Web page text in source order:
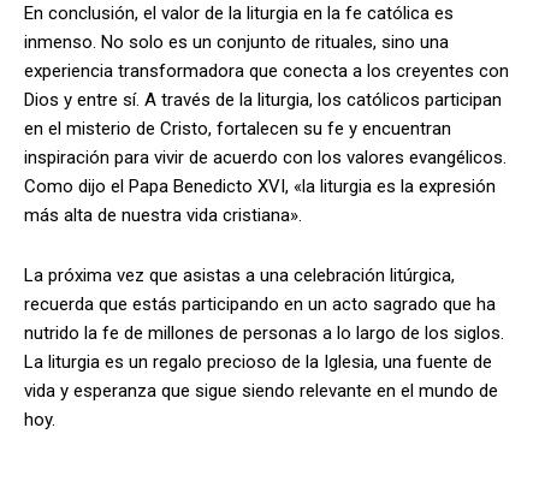
En conclusión, el valor de la liturgia en la fe católica es
inmenso. No solo es un conjunto de rituales, sino una
experiencia transformadora que conecta a los creyentes con
Dios y entre sí. A través de la liturgia, los católicos participan
en el misterio de Cristo, fortalecen su fe y encuentran
inspiración para vivir de acuerdo con los valores evangélicos.
Como dijo el Papa Benedicto XVI, «la liturgia es la expresión
más alta de nuestra vida cristiana».
La próxima vez que asistas a una celebración litúrgica,
recuerda que estás participando en un acto sagrado que ha
nutrido la fe de millones de personas a lo largo de los siglos.
La liturgia es un regalo precioso de la Iglesia, una fuente de
vida y esperanza que sigue siendo relevante en el mundo de
hoy.